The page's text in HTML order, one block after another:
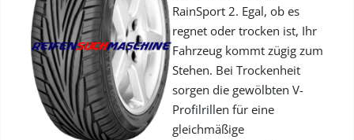
RainSport 2. Egal, ob es
regnet oder trocken ist, Ihr
Fahrzeug kommt zügig zum
Stehen. Bei Trockenheit
sorgen die gewölbten V-
Profilrillen für eine
gleichmäßige